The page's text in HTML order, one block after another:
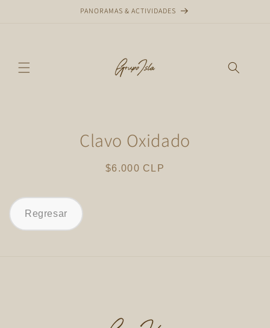
PANORAMAS & ACTIVIDADES
Clavo Oxidado
Precio
$6.000 CLP
Regresar